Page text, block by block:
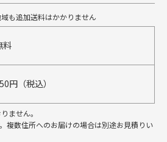
も追加送料はかかりません
料
円（税込）
ません。
複数住所へのお届けの場合は別途お見積りい